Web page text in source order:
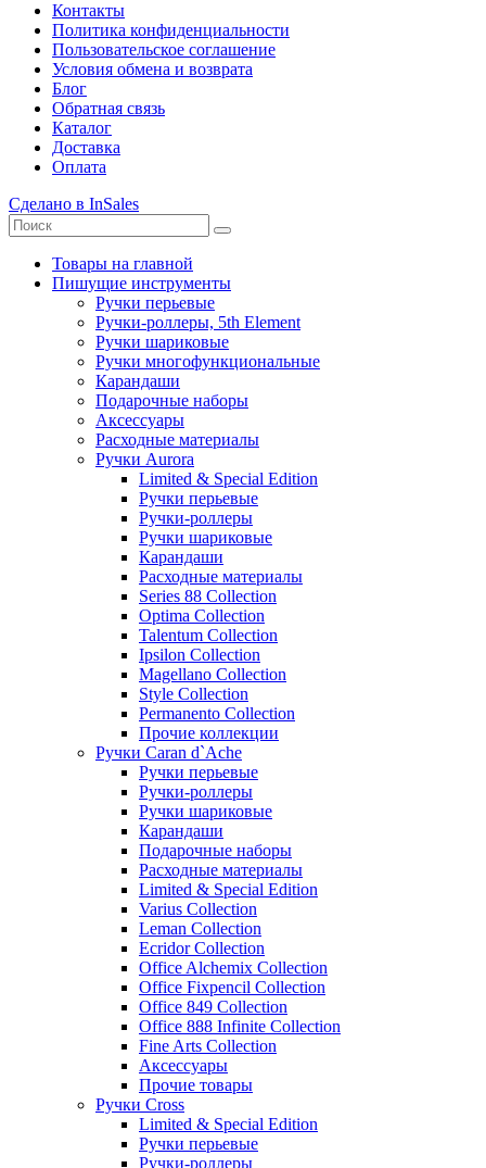
Контакты
Политика конфиденциальности
Пользовательское соглашение
Условия обмена и возврата
Блог
Обратная связь
Каталог
Доставка
Оплата
Сделано в InSales
Товары на главной
Пишущие инструменты
Ручки перьевые
Ручки-роллеры, 5th Element
Ручки шариковые
Ручки многофункциональные
Карандаши
Подарочные наборы
Аксессуары
Расходные материалы
Ручки Aurora
Limited & Special Edition
Ручки перьевые
Ручки-роллеры
Ручки шариковые
Карандаши
Расходные материалы
Series 88 Collection
Optima Collection
Talentum Collection
Ipsilon Collection
Magellano Collection
Style Collection
Permanento Collection
Прочие коллекции
Ручки Caran d`Ache
Ручки перьевые
Ручки-роллеры
Ручки шариковые
Карандаши
Подарочные наборы
Расходные материалы
Limited & Special Edition
Varius Collection
Leman Collection
Ecridor Collection
Office Alchemix Collection
Office Fixpencil Collection
Office 849 Collection
Office 888 Infinite Collection
Fine Arts Collection
Аксессуары
Прочие товары
Ручки Cross
Limited & Special Edition
Ручки перьевые
Ручки-роллеры